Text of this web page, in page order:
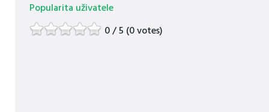
Popularita uživatele
0 / 5 (0 votes)